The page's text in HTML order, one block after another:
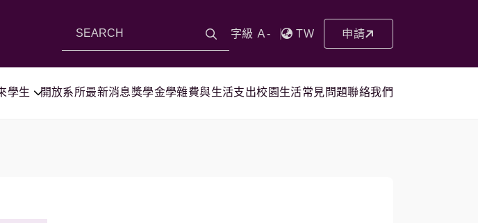
字級 Ａ- TW 申請
學生 開放系所最新消息獎學金學雜費與生活支出校園生活常見問題聯絡我們